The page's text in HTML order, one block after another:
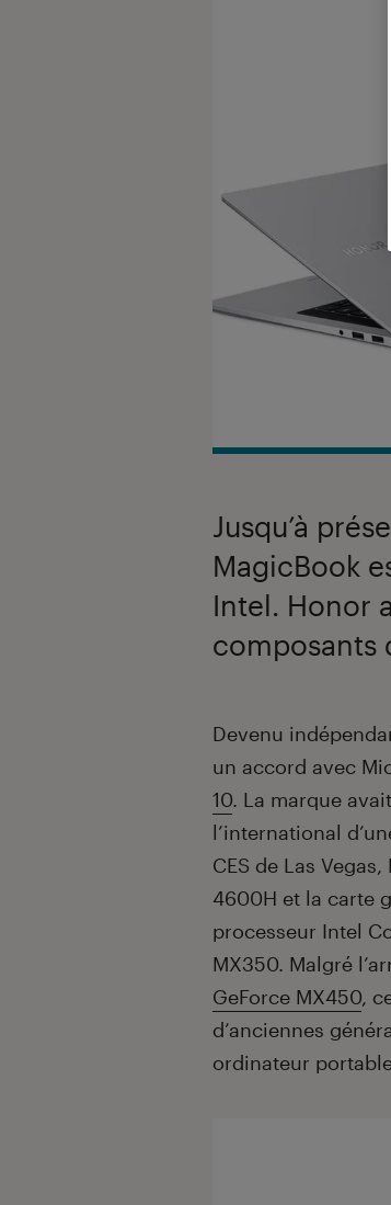
Jusqu’à
MagicBook
Intel. Honor
composants
Introduction
Devenu
un accord avec
10. La marque
l’international
CES de Las
4600H et la carte
processeur Intel
MX350. Malgré
GeForce MX450,
d’anciennes
ordinateur